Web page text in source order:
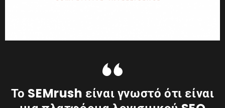
Το SEMrush είναι γνωστό ότι είναι